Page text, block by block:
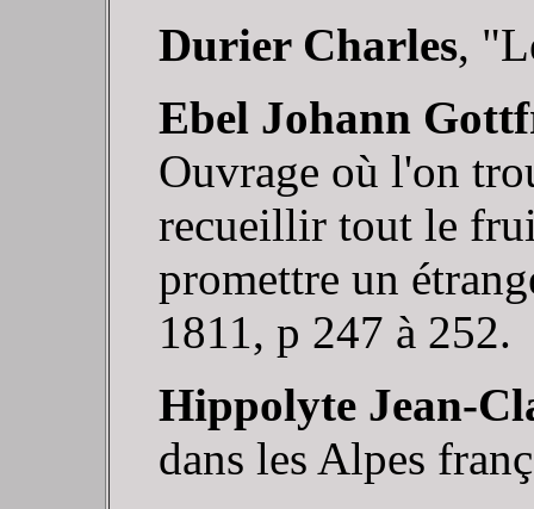
Durier Charles,
Ebel Johann
Ouvrage où l'on
recueillir tout le
promettre un
1811, p 247 à 252.
Hippolyte Jean-
dans les Alpes